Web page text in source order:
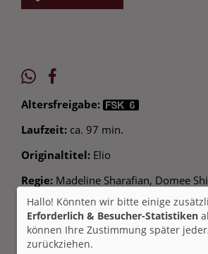
Altersfreigabe:
Laufzeit: ca. 97 min.
Originaltitel: Elio
Regie: Madeline Sharafian, Domee
Musik: Rob Simonsen Genre:
2025 Verleih:Walt Disney
Inhalte zum Teil von
Hallo! Könnten wir bitte einige
Erforderlich & Besucher-Statistiken
können Ihre Zustimmung später
zurückziehen.